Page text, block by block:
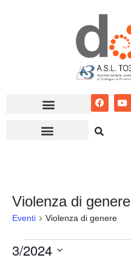
Violenza di genere
Eventi Violenza di genere
3/2024